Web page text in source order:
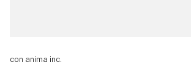
con anima inc.